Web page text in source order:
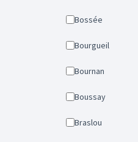
Bossée
Bourgueil
Bournan
Boussay
Braslou